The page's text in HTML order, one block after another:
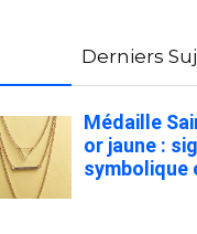
Derniers
Médaille
or jaune :
symbolique